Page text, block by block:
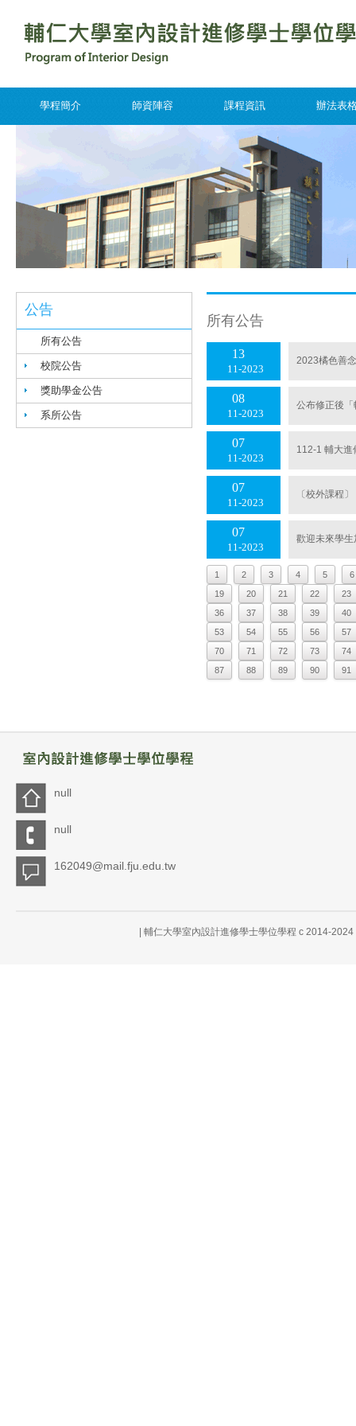
學程簡介 師資陣容 課程資訊 辦法表
公告
所有公告
校院公告
獎助學金公告
系所公告
所有公告
11 2023
13 2023橘色善
11 2023
08 公布修正後
11 2023
07 112-1 輔大進
11 2023
07 〔校外課程
11 2023
07 歡迎未來學
1 2 3 4 5
6
19
20 21 22
23
36
37 38 39
40
53
54 55 56
57
70
71 72 73
74
87
88 89 90 91
null
null
162049@mail.fju.edu.tw
| 輔仁大學室內設計進修學士學位學程 c 2014-